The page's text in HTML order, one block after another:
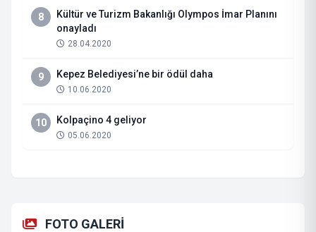
8
Kültür ve Turizm Bakanlığı Olympos İmar Planını
onayladı
28.04.2020
9 Kepez Belediyesi’ne bir ödül daha
10.06.2020
10 Kolpaçino 4 geliyor
05.06.2020
FOTO GALERİ